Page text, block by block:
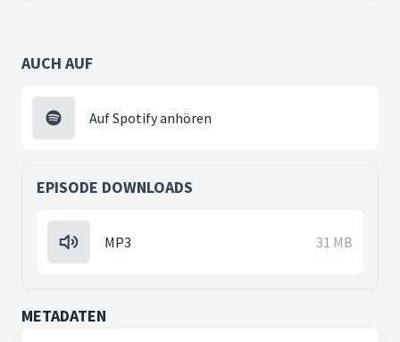
AUCH AUF
Auf Spotify anhören
EPISODE DOWNLOADS
MP3 31 MB
METADATEN